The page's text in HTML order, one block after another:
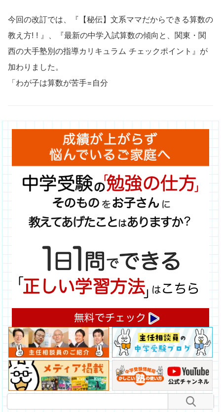
今回の改訂では、『【秘伝】文系ママだからできる算数の
教え方! ! 』、『最新の中学入試算数の傾向と、関東・関
西の大手塾別の指導カリキュラム チェックポイント』が
加わりました。
「わが子は算数が苦手=自分